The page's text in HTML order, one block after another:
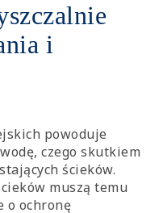
i
powoduje
czego skutkiem
ścieków.
muszą temu
o ochronę